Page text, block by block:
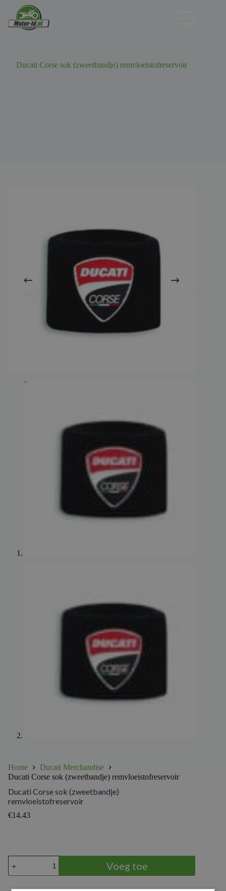
Ducati Corse sok (zweetbandje) remvloeistofreservoir
Home
Ducati Merchandise
Ducati Corse sok (zweetbandje) remvloeistofreservoir
Ducati Corse sok (zweetbandje)
remvloeistofreservoir
€14.43
Ducati
Corse
sok
Voeg toe